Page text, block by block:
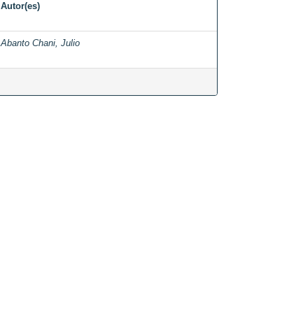
Autor(es)
Abanto Chani, Julio